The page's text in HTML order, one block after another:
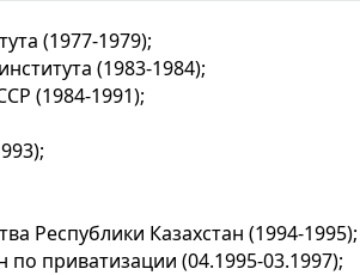
(1977-1979);
(1983-1984);
(1984-1991);
Республики Казахстан (1994-1995);
по приватизации (04.1995-03.1997);